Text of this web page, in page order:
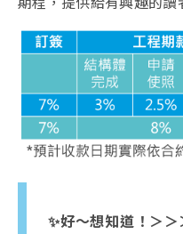
✨好～想知道！＞＞